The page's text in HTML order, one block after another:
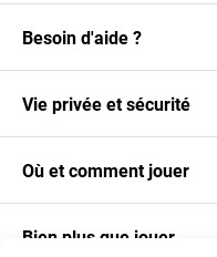
Besoin d'aide ?
Vie privée et sécurité
Où et comment jouer
Bien plus que jouer